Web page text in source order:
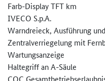
Farb-Display TFT km
IVECO S.p.A.
Warndreieck, Ausführung
Zentralverriegelung mit
Wartungsanzeige
Haltegriff an A-Säule
COC